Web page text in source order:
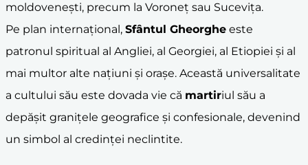
moldovenești, precum la Voroneț sau Sucevița.
Pe plan internațional, Sfântul Gheorghe este
patronul spiritual al Angliei, al Georgiei, al Etiopiei și al
mai multor alte națiuni și orașe. Această universalitate
a cultului său este dovada vie că martiriul său a
depășit granițele geografice și confesionale, devenind
un simbol al credinței neclintite.